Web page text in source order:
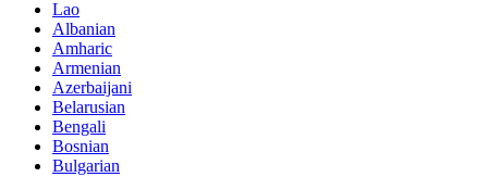
Lao
Albanian
Amharic
Armenian
Azerbaijani
Belarusian
Bengali
Bosnian
Bulgarian